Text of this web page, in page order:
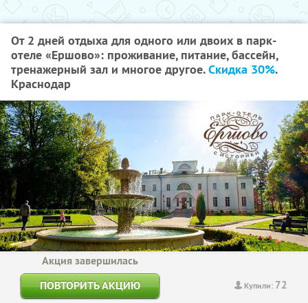
От 2 дней отдыха для одного или двоих в парк-
отеле «Ершово»: проживание, питание, бассейн,
тренажерный зал и многое другое.Скидка 30%.
Краснодар
Купили: 72
Акция завершилась
ПОВТОРИТЬ АКЦИЮ